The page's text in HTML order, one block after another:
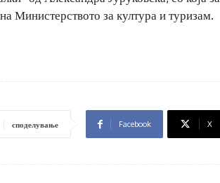
Министерството за култура и туризам.
споделување Facebook X